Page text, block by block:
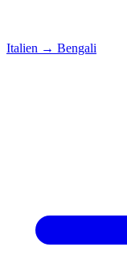
Italien → Bengali